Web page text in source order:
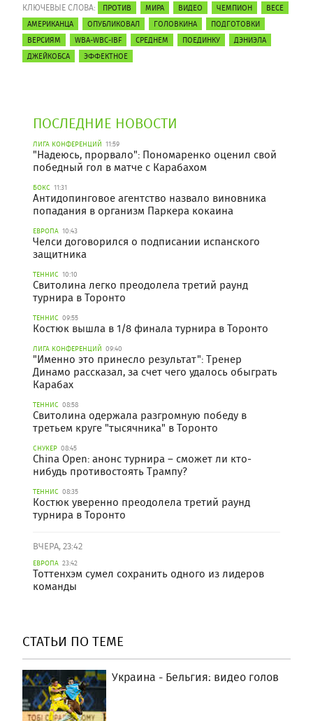
КЛЮЧЕВЫЕ СЛОВА: ПРОТИВ МИРА ВИДЕО ЧЕМПИОН
ВЕСЕ
АМЕРИКАНЦА
ОПУБЛИКОВАЛ ГОЛОВКИНА
ПОДГОТОВКИ
ВЕРСИЯМ
WBA-WBC-IBF СРЕДНЕМ ПОЕДИНКУ
ДЭНИЭЛА
ДЖЕЙКОБСА
ЭФФЕКТНОЕ
ПОСЛЕДНИЕ НОВОСТИ
ЛИГА КОНФЕРЕНЦИЙ 11:59
"Надеюсь, прорвало": Пономаренко оценил свой
победный гол в матче с Карабахом
БОКС 11:31
Антидопинговое агентство назвало виновника
попадания в организм Паркера кокаина
ЕВРОПА 10:43
Челси договорился о подписании испанского
защитника
ТЕННИС 10:10
Свитолина легко преодолела третий раунд
турнира в Торонто
ТЕННИС 09:55
Костюк вышла в 1/8 финала турнира в Торонто
ЛИГА КОНФЕРЕНЦИЙ 09:40
"Именно это принесло результат": Тренер
Динамо рассказал, за счет чего удалось обыграть
Карабах
ТЕННИС 08:58
Свитолина одержала разгромную победу в
третьем круге "тысячника" в Торонто
СНУКЕР 08:45
China Open: анонс турнира – сможет ли кто-
нибудь противостоять Трампу?
ТЕННИС 08:35
Костюк уверенно преодолела третий раунд
турнира в Торонто
ВЧЕРА, 23:42
ЕВРОПА 23:42
Тоттенхэм сумел сохранить одного из лидеров
команды
СТАТЬИ ПО ТЕМЕ
Украина - Бельгия: видео голов